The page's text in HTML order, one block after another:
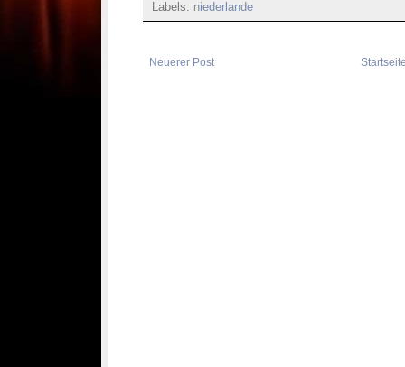
Labels: niederlande
Neuerer Post